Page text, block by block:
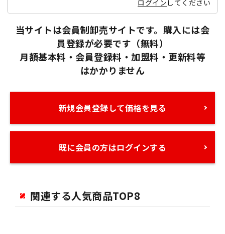
ログイン してください
当サイトは会員制卸売サイトです。購入には会
員登録が必要です（無料）
月額基本料・会員登録料・加盟料・更新料等
はかかりません
新規会員登録して価格を見る
既に会員の方はログインする
関連する人気商品TOP8